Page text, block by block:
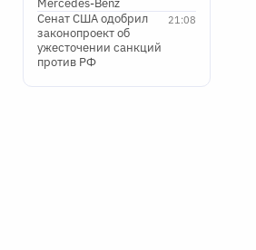
Mercedes-Benz
21:08
Сенат США одобрил
законопроект об
ужесточении санкций
против РФ